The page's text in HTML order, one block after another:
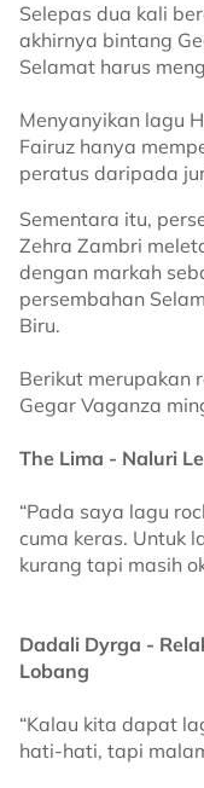
Selepas dua kali
akhirnya bintang
Selamat harus
Menyanyikan lagu
Fairuz hanya
peratus daripada
Sementara itu,
Zehra Zambri
dengan markah
persembahan
Biru.
Berikut merupakan
Gegar Vaganza
The Lima - Naluri
“Pada saya lagu
cuma keras. Untuk
kurang tapi masih
Dadali Dyrga -
Lobang
“Kalau kita dapat
hati-hati, tapi